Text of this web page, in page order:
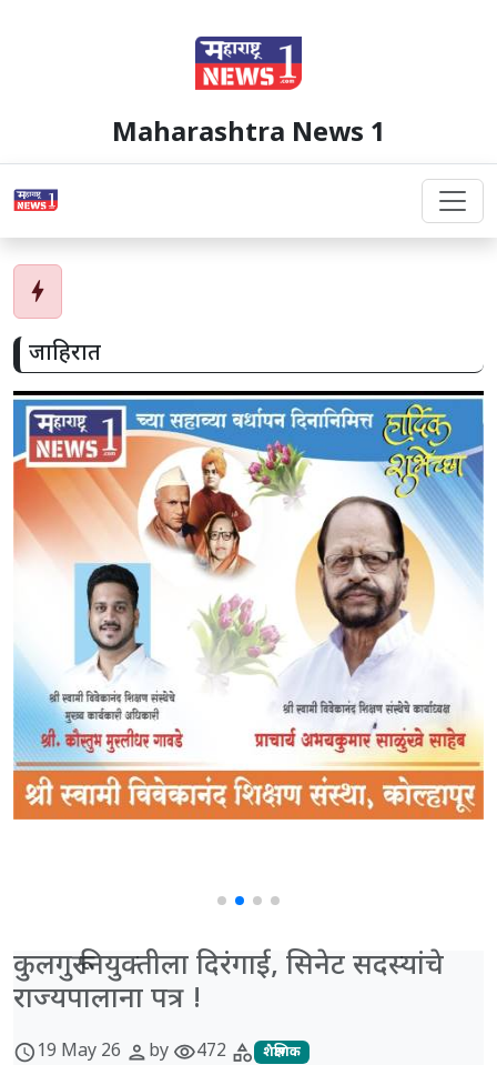
Maharashtra News 1
bolt
जाहिरात
कुलगुरू नियुक्तीला दिरंगाई, सिनेट सदस्यांचे
राज्यपालाना पत्र !
schedule19 May 26 personby visibility472 category शैक्षणिक